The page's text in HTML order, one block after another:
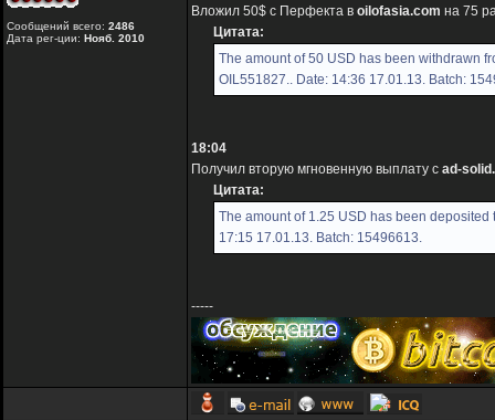
Сообщений всего: 2486
Дата рег-ции: Нояб. 2010
Вложил 50$ с Перфекта в oilofasia.com на 75
Цитата:
The amount of 50 USD has been withdrawn
OIL551827.. Date: 14:36 17.01.13. Batch:
18:04
Получил вторую мгновенную выплату с ad-
Цитата:
The amount of 1.25 USD has been
17:15 17.01.13. Batch: 15496613.
-----